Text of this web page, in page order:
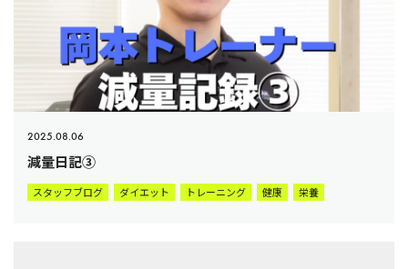
2025.08.06
減量日記③
スタッフブログ ダイエット トレーニング 健康 栄養